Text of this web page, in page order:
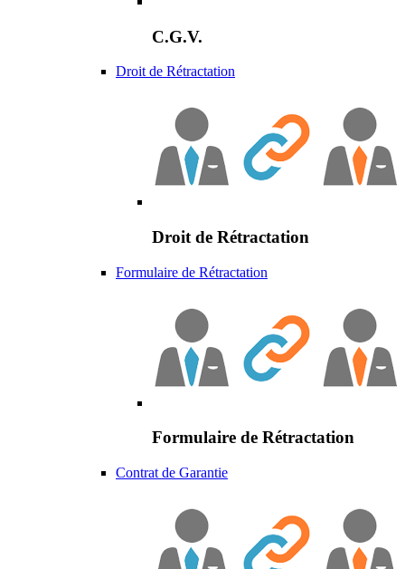
C.G.V.
Droit de Rétractation
Droit de Rétractation
Formulaire de Rétractation
Formulaire de Rétractation
Contrat de Garantie